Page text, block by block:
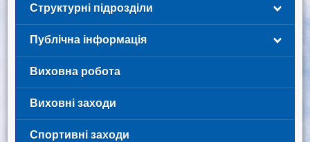
Структурні підрозділи
Публічна інформація
Виховна робота
Виховні заходи
Спортивні заходи